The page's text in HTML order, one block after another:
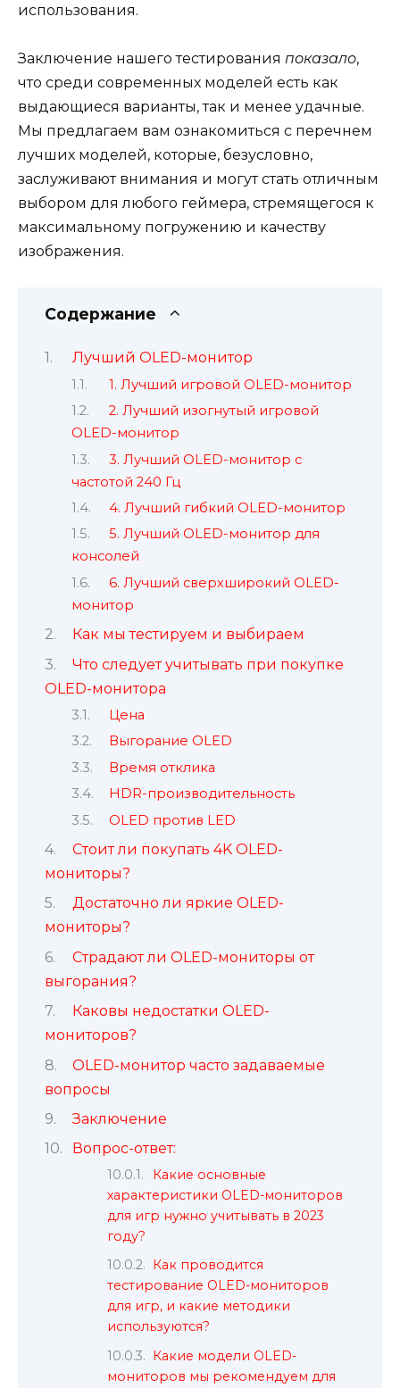
использования.
Заключение нашего тестирования показало,
что среди современных моделей есть как
выдающиеся варианты, так и менее удачные.
Мы предлагаем вам ознакомиться с перечнем
лучших моделей, которые, безусловно,
заслуживают внимания и могут стать отличным
выбором для любого геймера, стремящегося к
максимальному погружению и качеству
изображения.
Содержание
Лучший OLED-монитор
1. Лучший игровой OLED-монитор
2. Лучший изогнутый игровой
OLED-монитор
3. Лучший OLED-монитор с
частотой 240 Гц
4. Лучший гибкий OLED-монитор
5. Лучший OLED-монитор для
консолей
6. Лучший сверхширокий OLED-
монитор
Как мы тестируем и выбираем
Что следует учитывать при покупке
OLED-монитора
Цена
Выгорание OLED
Время отклика
HDR-производительность
OLED против LED
Стоит ли покупать 4K OLED-
мониторы?
Достаточно ли яркие OLED-
мониторы?
Страдают ли OLED-мониторы от
выгорания?
Каковы недостатки OLED-
мониторов?
OLED-монитор часто задаваемые
вопросы
Заключение
Вопрос-ответ:
Какие основные
характеристики OLED-мониторов
для игр нужно учитывать в 2023
году?
Как проводится
тестирование OLED-мониторов
для игр, и какие методики
используются?
Какие модели OLED-
мониторов мы рекомендуем для